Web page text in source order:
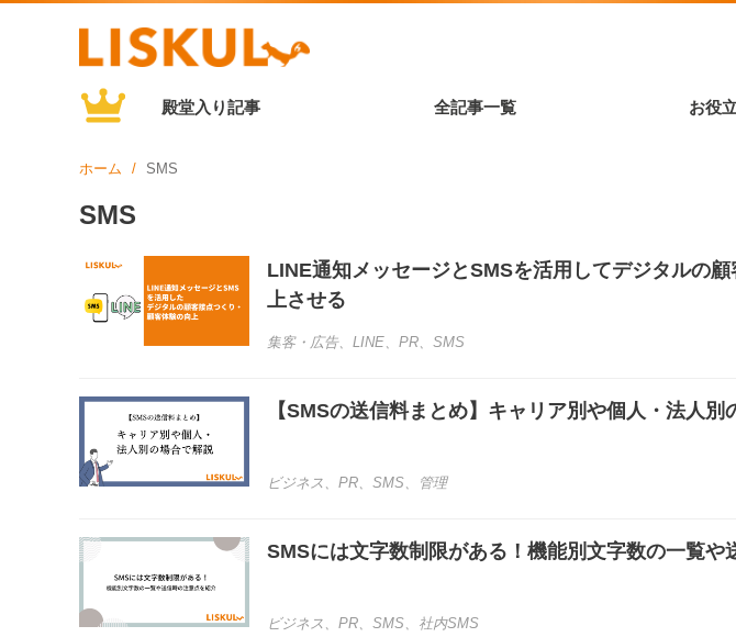
殿堂入り記事 全記事一覧 お役
ホーム SMS
SMS
LINE通知メッセージとSMSを活用してデジタルの
上させる
集客・広告、 LINE、 PR、 SMS
【SMSの送信料まとめ】キャリア別や個人・法人別
ビジネス 、 PR、 SMS、 管理
SMSには文字数制限がある！機能別文字数の一覧や
ビジネス 、 PR、 SMS、 社内SMS